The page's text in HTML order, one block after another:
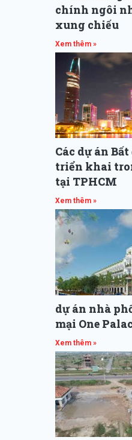
chính ngôi
xung chiếu
Xem thêm »
Các dự án
triển khai
tại TPHCM
Xem thêm »
dự án nhà
mại One
Xem thêm »